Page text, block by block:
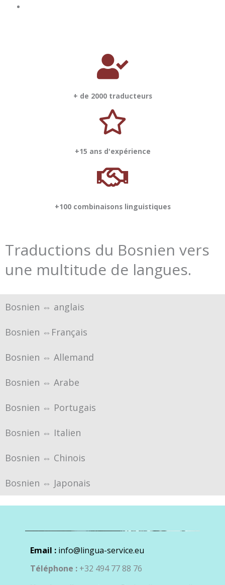
+ de 2000 traducteurs
+15 ans d'expérience
+100 combinaisons linguistiques
Traductions du Bosnien vers
une multitude de langues.
Bosnien ⇔ anglais
Bosnien ⇔Français
Bosnien ⇔ Allemand
Bosnien ⇔ Arabe
Bosnien ⇔ Portugais
Bosnien ⇔ Italien
Bosnien ⇔ Chinois
Bosnien ⇔ Japonais
Email : info@lingua-service.eu
Téléphone : +32 494 77 88 76